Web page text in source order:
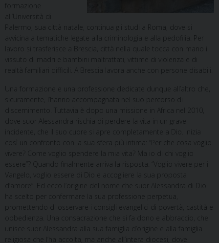
formazione
all’Università di
Palermo, sua città natale, continua gli studi a Roma, dove si
avvicina a tematiche legate alla criminologia e alla pedofilia. Per
lavoro si trasferisce a Brescia, città nella quale tocca con mano il
vissuto di madri e bambini maltrattati, vittime di violenza e di
realtà familiari difficili. A Brescia lavora anche con persone disabili.
Una formazione e una professione dedicate dunque all’altro che,
sicuramente, l’hanno accompagnata nel suo percorso di
discernimento. Tuttavia è dopo una missione in Africa nel 2010,
dove suor Alessandra rischia di perdere la vita in un grave
incidente, che il suo cuore si apre completamente a Dio. Inizia
così un confronto con la sua sfera più intima: “Per che cosa voglio
vivere? Come voglio spendere la mia vita? Ma io di chi voglio
essere”? Quando finalmente arriva la risposta: “Voglio vivere per il
Vangelo, voglio essere di Dio e accogliere la sua proposta
d’amore”. Ed ecco l’origine del nome che suor Alessandra di Dio
ha scelto per confermare la sua professione perpetua,
promettendo di osservare i consigli evangelici di povertà, castità e
obbedienza. Una consacrazione che si fa dono e abbraccio, che
unisce suor Alessandra alla sua famiglia d’origine e alla famiglia
religiosa che l’ha accolta, ma anche all’intera diocesi, dove